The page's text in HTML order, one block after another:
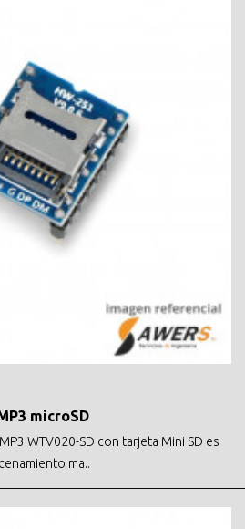
microSD
WTV020-SD con tarjeta Mini SD es
ma..